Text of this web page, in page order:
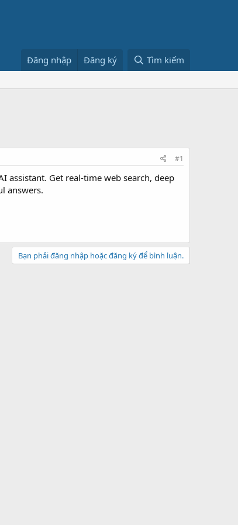
Đăng nhập Đăng ký Tìm kiếm
#1
assistant. Get real-time web search, deep
answers.
Bạn phải đăng nhập hoặc đăng ký để bình luận.